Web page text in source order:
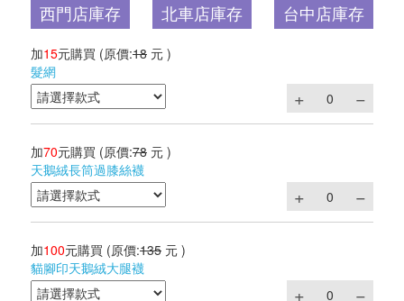
西門店庫存 北車店庫存 台中店庫存
加15元購買 (原價:18 元 )
髮網
加70元購買 (原價:78 元 )
天鵝絨長筒過膝絲襪
加100元購買 (原價:135 元 )
貓腳印天鵝絨大腿襪